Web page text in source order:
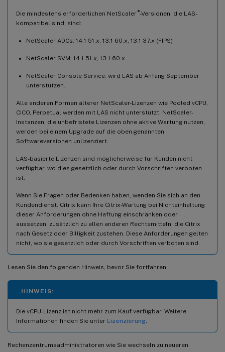
Die mindestens erforderlichen NetScaler ®-Versionen, die LAS-
kompatibel sind, sind:
NetScaler ADCs: 14.1 51.x, 13.1 60.x, 13.1 37.x (FIPS)
NetScaler SVM: 14.1 51.x, 13.1 60.x
NetScaler Console Service: wird LAS ab Anfang September
unterstützen.
Alle anderen Formen älterer NetScaler-Lizenzen wie Pooled vCPU,
CICO, Perpetual werden mit LAS nicht unterstützt. NetScaler-
Instanzen, die unbefristete Lizenzen ohne aktive Wartung nutzen,
werden bei einem Upgrade auf die oben genannten
Softwareversionen unlizenziert.
LAS-basierte Lizenzen sind möglicherweise für Kunden nicht
verfügbar, wo dies gesetzlich oder durch Vorschriften verboten
ist.
Wenn Sie Fragen oder Bedenken haben, wenden Sie sich an den
Kundendienst. Citrix kann Ihre Citrix-Wartung bei Nichteinhaltung
dieser Anforderungen ohne Haftung einschränken oder
aussetzen, zusätzlich zu allen anderen Rechtsmitteln, die Citrix
nach Gesetz oder Billigkeit zustehen. Diese Anforderungen gelten
nicht, wo sie gesetzlich oder durch Vorschriften verboten sind.
Lesen Sie den folgenden Hinweis, bevor Sie fortfahren.
HINWEIS:
Die vCPU-Lizenz ist nicht mehr zum Kauf verfügbar. Weitere
Informationen finden Sie unter Lizenzierung
Rechenzentrumsadministratoren wie Sie wechseln zu neueren